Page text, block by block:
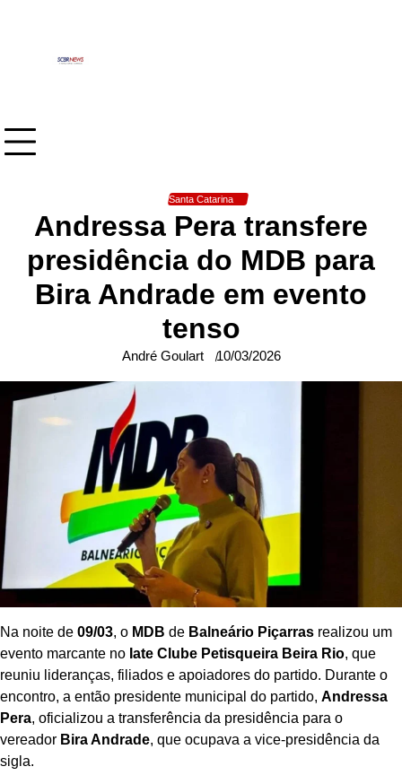
Santa Catarina
Andressa Pera transfere
presidência do MDB para
Bira Andrade em evento
tenso
André Goulart 10/03/2026
Na noite de 09/03, o MDB de Balneário Piçarras realizou um
evento marcante no Iate Clube Petisqueira Beira Rio, que
reuniu lideranças, filiados e apoiadores do partido. Durante o
encontro, a então presidente municipal do partido, Andressa
Pera, oficializou a transferência da presidência para o
vereador Bira Andrade, que ocupava a vice-presidência da
sigla.